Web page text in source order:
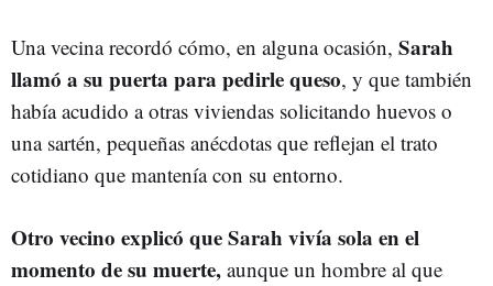
Una vecina recordó cómo, en alguna ocasión, Sarah
llamó a su puerta para pedirle queso, y que también
había acudido a otras viviendas solicitando huevos o
una sartén, pequeñas anécdotas que reflejan el trato
cotidiano que mantenía con su entorno.
Otro vecino explicó que Sarah vivía sola en el
momento de su muerte, aunque un hombre al que